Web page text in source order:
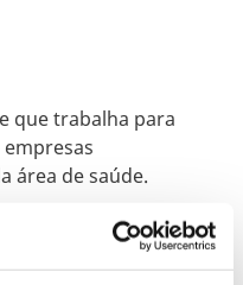
que trabalha para
área de saúde.